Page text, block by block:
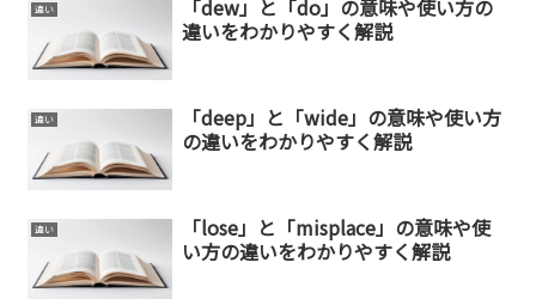
違い
「dew」と「do」の意味や使い方の
違いをわかりやすく解説
違い
「deep」と「wide」の意味や使い方
の違いをわかりやすく解説
違い
「lose」と「misplace」の意味や使
い方の違いをわかりやすく解説